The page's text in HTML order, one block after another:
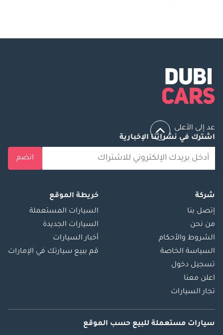
عد إلى الأعلى
اشترك في نشراتنا الإخبارية
انضم
شركة
إتصل بنا
من نحن
الشروط والأحكام
السياسة الخاصة
تسجيل دخول
اعلن معنا
تجار السيارات
خريطة الموقع
السيارات المستعملة
السيارات الجديدة
أخبار السيارات
قم ببيع سيارتك في الإمارات
سيارات مستعملة للبيع حسب الموقع